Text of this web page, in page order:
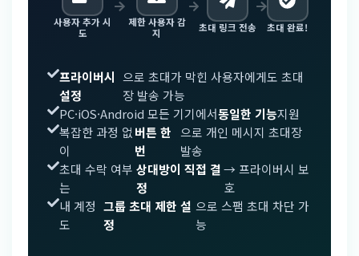
사용자 추가 시
도
제한 사용자 감
지
초대 링크 전송 초대 완료!
프라이버시
설정
으로 초대가 막힌 사용자에게도 초대
장 발송 가능
PC·iOS·Android 모든 기기에서동일한 기능지원
복잡한 과정 없
이
버튼 한
번
으로 개인 메시지 초대장
발송
초대 수락 여부
는
상대방이 직접 결
정
→ 프라이버시 보
호
내 계정
도
그룹 초대 제한 설
정
으로 스팸 초대 차단 가
능